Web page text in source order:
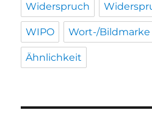
Widerspruch
WIPO Wort-/Bildmarke
Ähnlichkeit